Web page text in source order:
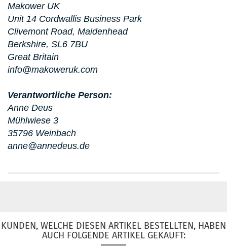
Makower UK
Unit 14 Cordwallis Business Park
Clivemont Road, Maidenhead
Berkshire, SL6 7BU
Great Britain
info@makoweruk.com
Verantwortliche Person:
Anne Deus
Mühlwiese 3
35796 Weinbach
anne@annedeus.de
KUNDEN, WELCHE DIESEN ARTIKEL BESTELLTEN, HABEN
AUCH FOLGENDE ARTIKEL GEKAUFT: